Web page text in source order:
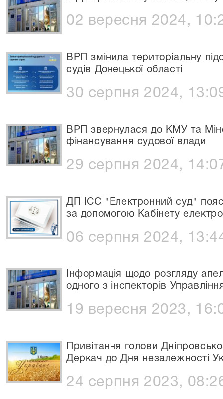
02 вересня 2024,
ВРП змінила територіальну
судів Донецької області
30 серпня 2024,
ВРП звернулася до КМУ та
фінансування судової влади
29 серпня 2024,
ДП ІСС "Електронний суд"
за допомогою Кабінету
06 серпня 2024,
Інформація щодо розгляду
одного з інспекторів
19 вересня 2023,
Привітання голови
Деркач до Дня незалежності
24 серпня 2023,